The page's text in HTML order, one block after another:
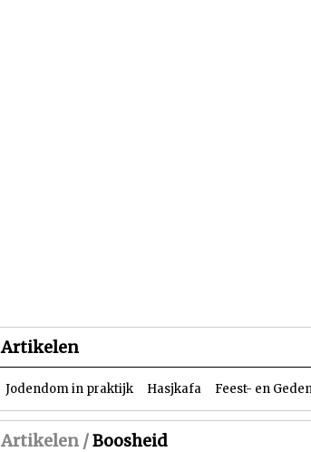
Artikelen
Jodendom in praktijk Hasjkafa Feest- en
Artikelen /Boosheid